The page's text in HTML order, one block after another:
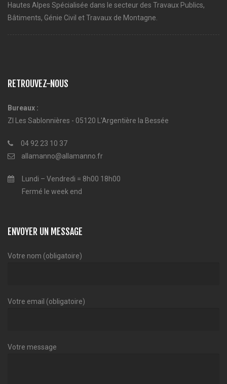
Hautes Alpes Spécialisée dans le secteur des Travaux Publics,
Bâtiments, Génie Civil et Travaux de Montagne.
RETROUVEZ-NOUS
Bureaux :
ZI Les Sablonnières - 05120 L'Argentière la Bessée
04 92 23 10 37
allamanno@allamanno.fr
Lundi – Vendredi = 8h00 18h00
Fermé le week end
ENVOYER UN MESSAGE
Votre nom (obligatoire)
Votre email (obligatoire)
Votre message